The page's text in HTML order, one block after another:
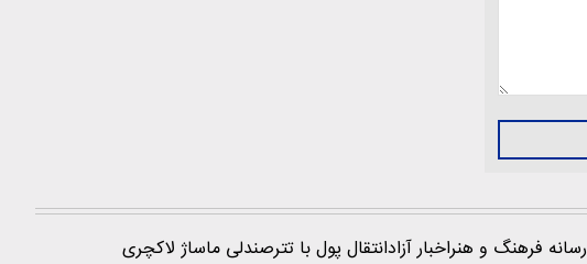
رسانه فرهنگ و هنراخبار آزادانتقال پول با تترصندلی ماساژ لاکچری